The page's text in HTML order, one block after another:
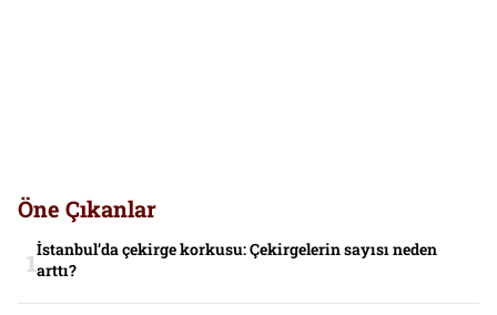
Öne Çıkanlar
İstanbul’da çekirge korkusu: Çekirgelerin sayısı neden
arttı?